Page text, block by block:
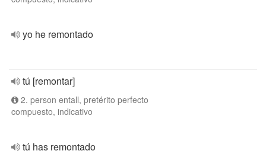
yo he remontado
tú [remontar]
2. person entall, pretérito perfecto
compuesto, indicativo
tú has remontado